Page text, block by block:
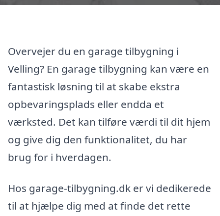
Overvejer du en garage tilbygning i
Velling? En garage tilbygning kan være en
fantastisk løsning til at skabe ekstra
opbevaringsplads eller endda et
værksted. Det kan tilføre værdi til dit hjem
og give dig den funktionalitet, du har
brug for i hverdagen.
Hos garage-tilbygning.dk er vi dedikerede
til at hjælpe dig med at finde det rette